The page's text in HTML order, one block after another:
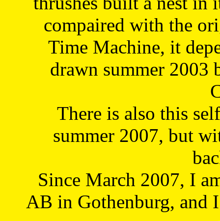
compaired with the
Time Machine, it
drawn summer 2003
There is also this
summer 2007, but
Since March 2007, I
AB in Gothenburg, and